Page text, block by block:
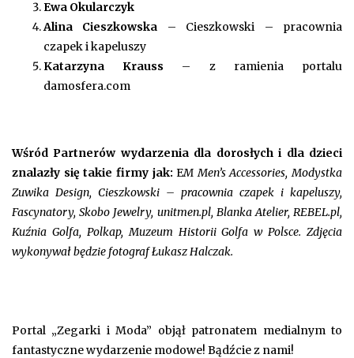
Ewa Okularczyk
Alina Cieszkowska – Cieszkowski – pracownia
czapek i kapeluszy
Katarzyna Krauss – z ramienia portalu
damosfera.com
Wśród Partnerów wydarzenia dla dorosłych i dla dzieci
znalazły się takie firmy jak: EM Men’s Accessories, Modystka
Zuwika Design, Cieszkowski – pracownia czapek i kapeluszy,
Fascynatory, Skobo Jewelry, unitmen.pl, Blanka Atelier, REBEL.pl,
Kuźnia Golfa, Polkap, Muzeum Historii Golfa w Polsce. Zdjęcia
wykonywał będzie fotograf Łukasz Halczak.
Portal „Zegarki i Moda” objął patronatem medialnym to
fantastyczne wydarzenie modowe! Bądźcie z nami!